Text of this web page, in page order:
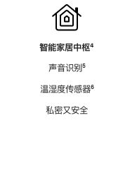
智能家居中枢脚
⁴
声音识别脚
⁵
温湿度传感器脚
⁶
私密又安全